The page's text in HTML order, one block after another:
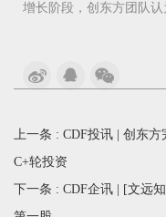
增长阶段，创东方团队认
上一条 : CDF投讯 | 创东
C+轮投资
下一条 : CDF企讯 | [文远